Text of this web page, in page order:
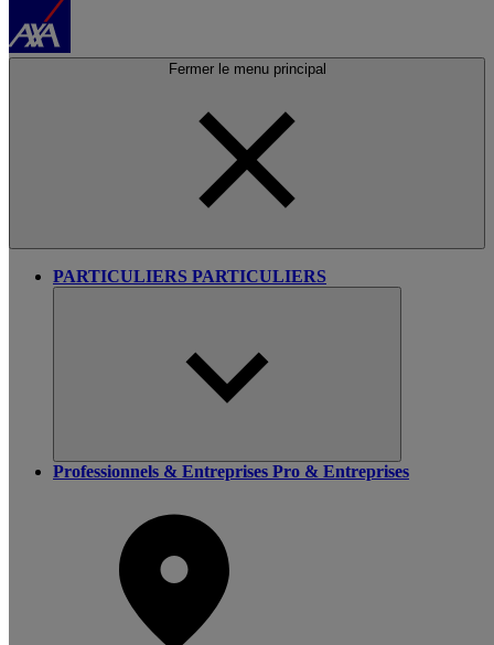
Fermer le menu principal
PARTICULIERS PARTICULIERS
Professionnels & Entreprises Pro & Entreprises